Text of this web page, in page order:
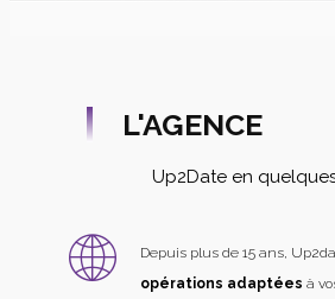
L'AGENCE
Up2Date en
Depuis plus de 15 ans,
opérations adaptées à